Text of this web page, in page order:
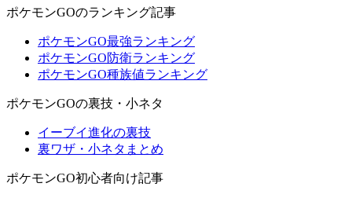
ポケモンGOのランキング記事
ポケモンGO最強ランキング
ポケモンGO防衛ランキング
ポケモンGO種族値ランキング
ポケモンGOの裏技・小ネタ
イーブイ進化の裏技
裏ワザ・小ネタまとめ
ポケモンGO初心者向け記事